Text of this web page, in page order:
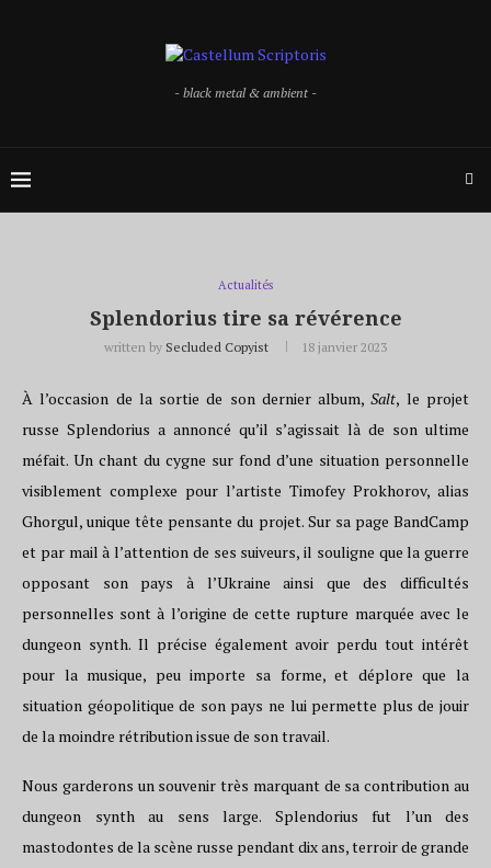
- black metal & ambient -
Actualités
Splendorius tire sa révérence
written by Secluded Copyist 18 janvier 2023
À l’occasion de la sortie de son dernier album,Salt, le projet
russe Splendorius a annoncé qu’il s’agissait là de son ultime
méfait. Un chant du cygne sur fond d’une situation personnelle
visiblement complexe pour l’artiste Timofey Prokhorov, alias
Ghorgul, unique tête pensante du projet. Sur sa page BandCamp
et par mail à l’attention de ses suiveurs, il souligne que la guerre
opposant son pays à l’Ukraine ainsi que des difficultés
personnelles sont à l’origine de cette rupture marquée avec le
dungeon synth. Il précise également avoir perdu tout intérêt
pour la musique, peu importe sa forme, et déplore que la
situation géopolitique de son pays ne lui permette plus de jouir
de la moindre rétribution issue de son travail.
Nous garderons un souvenir très marquant de sa contribution au
dungeon synth au sens large. Splendorius fut l’un des
mastodontes de la scène russe pendant dix ans, terroir de grande